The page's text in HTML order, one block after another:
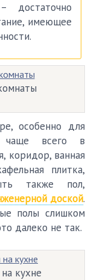
имеющее
особенно для
чаще всего в
коридор, ванная
плитка,
также пол,
доской.
полы слишком
далеко не так.
кухне